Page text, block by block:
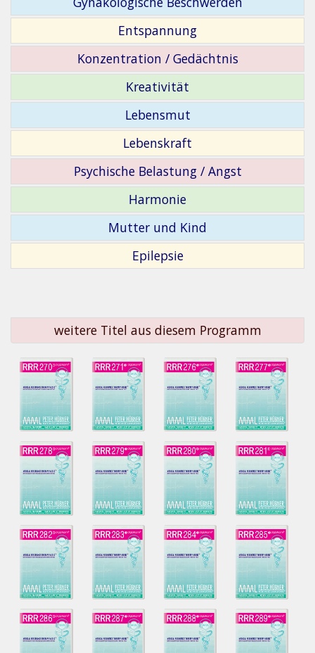
Entspannung
Konzentration / Gedächtnis
Kreativität
Lebensmut
Lebenskraft
Psychische Belastung / Angst
Harmonie
Mutter und Kind
Epilepsie
weitere Titel aus diesem Programm